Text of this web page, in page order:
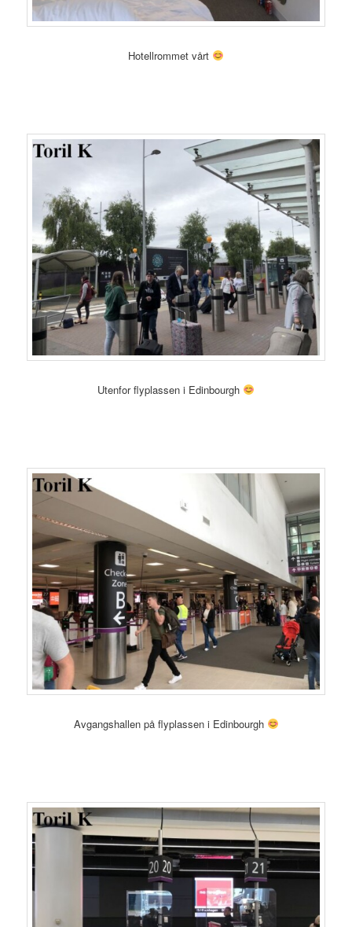
Hotellrommet vårt
Utenfor flyplassen i Edinbourgh
Avgangshallen på flyplassen i Edinbourgh